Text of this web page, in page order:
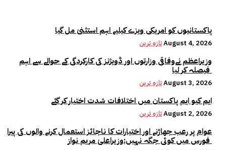
پاکستانیوں کو امریکی ویزے کیلیے اہم استثنیٰ مل گیا
تازہ ترینAugust 4, 2026
وزیراعظم نےوفاقی وزارتوں اور ڈویژنز کی کارکردگی کے حوالے سے اہم
تازہ ترینAugust 3, 2026
ایم کیو ایم پاکستان میں اختلافات شدت اختیار کر گئے
تازہ ترینAugust 2, 2026
عوام پر رعب جھاڑنے اور اختیارات کا ناجائز استعمال کرنے والوں کی پیرا